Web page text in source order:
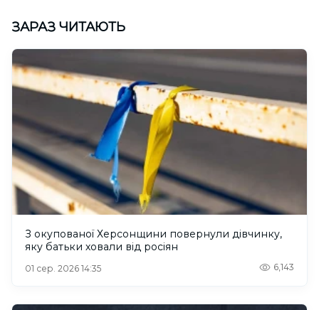
ЗАРАЗ ЧИТАЮТЬ
З окупованої Херсонщини повернули дівчинку,
яку батьки ховали від росіян
01 сер. 2026 14:35 6,143